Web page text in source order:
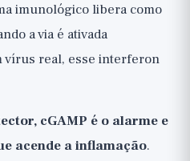
imunológico libera como
a via é ativada
vírus real, esse interferon
cGAMP é o alarme e
acende a inflamação.